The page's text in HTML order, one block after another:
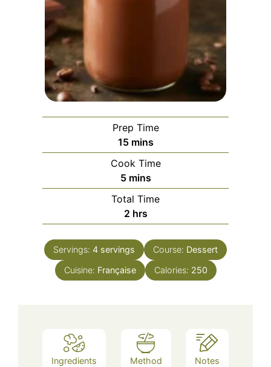
Prep Time
15minutes
mins
Cook Time
5minutes
mins
Total Time
2hours
hrs
Servings: 4 servings Course: Dessert
Cuisine: Française Calories: 250
Ingredients Method Notes